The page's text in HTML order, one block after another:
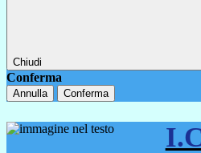
Chiudi
Conferma
Annulla Conferma